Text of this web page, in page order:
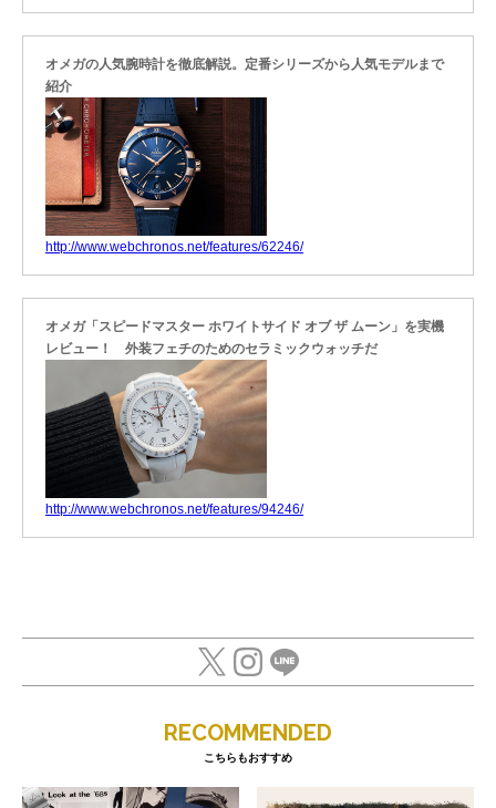
オメガの人気腕時計を徹底解説。定番シリーズから人気モデルまで
紹介
http://www.webchronos.net/features/62246/
オメガ「スピードマスター ホワイトサイド オブ ザ ムーン」を実機
レビュー！ 外装フェチのためのセラミックウォッチだ
http://www.webchronos.net/features/94246/
RECOMMENDED
こちらもおすすめ